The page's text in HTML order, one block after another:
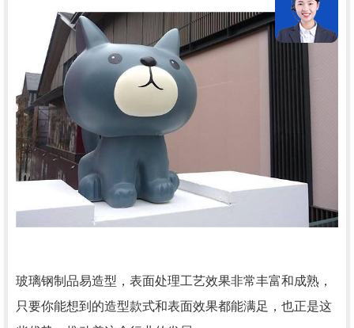
玻璃钢制品易造型，表面处理工艺效果非常丰富和成熟，
只要你能想到的造型款式和表面效果都能满足，也正是这